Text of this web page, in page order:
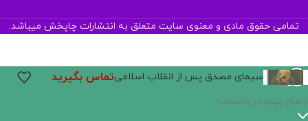
تمامی حقوق مادی و معنوی سایت متعلق به انتشارات چاپخش میباشد.
سیمای مصدق پس از انقلاب اسلامیتماس بگیرید
ارسال پیام در واتساپ